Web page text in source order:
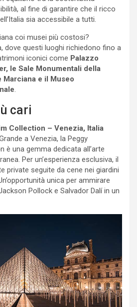
al fine di garantire che il ricco
sia accessibile a tutti.
coi musei più costosi?
dove questi luoghi richiedono fino a
iconici come Palazzo
le Sale Monumentali della
Marciana e il Museo
.
cari
Collection – Venezia, Italia
a Venezia, la Peggy
è una gemma dedicata all’arte
Per un’esperienza esclusiva, il
private seguite da cene nei giardini
unica per ammirare
Pollock e Salvador Dalí in un